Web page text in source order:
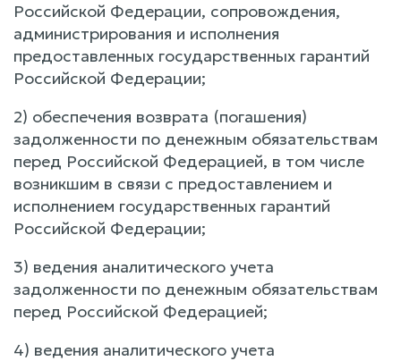
Российской Федерации, сопровождения,
администрирования и исполнения
предоставленных государственных гарантий
Российской Федерации;
2) обеспечения возврата (погашения)
задолженности по денежным обязательствам
перед Российской Федерацией, в том числе
возникшим в связи с предоставлением и
исполнением государственных гарантий
Российской Федерации;
3) ведения аналитического учета
задолженности по денежным обязательствам
перед Российской Федерацией;
4) ведения аналитического учета